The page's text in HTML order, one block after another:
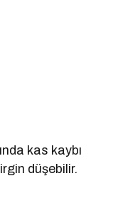
kas kaybı
düşebilir.